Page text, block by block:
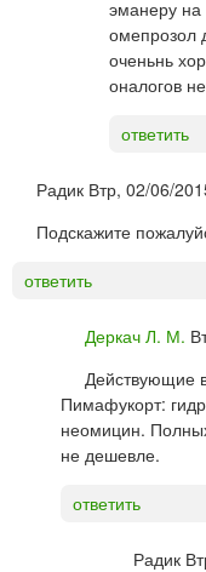
эманеру
омепрозол
оченьнь
оналогов
ответить
Радик Втр, 02/06/
Подскажите
ответить
Деркач Л. М.
Действующие
Пимафукорт:
неомицин.
не дешевле.
ответить
Радик